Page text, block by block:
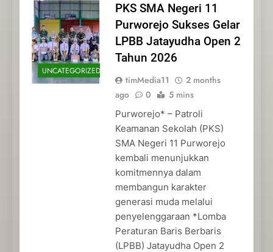
UNCATEGORIZED
PKS SMA Negeri 11
Purworejo Sukses Gelar
LPBB Jatayudha Open 2
Tahun 2026
timMedia11
2 months
ago
0 5 mins
Purworejo* – Patroli
Keamanan Sekolah (PKS)
SMA Negeri 11 Purworejo
kembali menunjukkan
komitmennya dalam
membangun karakter
generasi muda melalui
penyelenggaraan *Lomba
Peraturan Baris Berbaris
(LPBB) Jatayudha Open 2